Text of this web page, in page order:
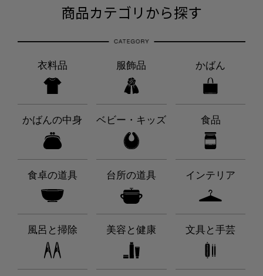
商品カテゴリから探す
衣料品 服飾品 かばん
かばんの中身 ベビー・キッズ 食品
食卓の道具 台所の道具 インテリア
風呂と掃除 美容と健康 文具と手芸